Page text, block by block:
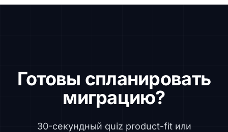
Готовы спланировать
миграцию?
30-секундный quiz product-fit или